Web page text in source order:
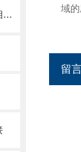
制定耐高温风琴防护罩维护计划的相关策略
域
留